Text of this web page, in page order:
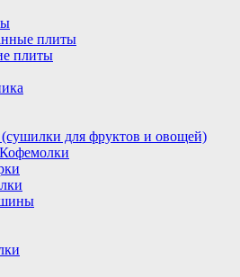
плиты
плиты
для фруктов и овощей)